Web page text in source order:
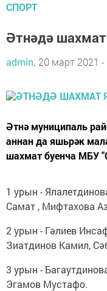
СПОРТ
Әтнәдә
admin, 20 март 2021 -
Әтнә муниципаль
аннан да яшьрәк
шахмат буенча МБУ
1 урын -
Самат , Мифтахова
2 урын - Гәлиев
Зиатдинов Камил,
3 урын -
Эгамов Мустафо.